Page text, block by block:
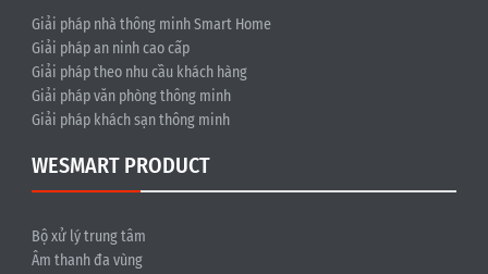
Giải pháp nhà thông minh Smart Home
Giải pháp an ninh cao cấp
Giải pháp theo nhu cầu khách hàng
Giải pháp văn phòng thông minh
Giải pháp khách sạn thông minh
WESMART PRODUCT
Bộ xử lý trung tâm
Âm thanh đa vùng